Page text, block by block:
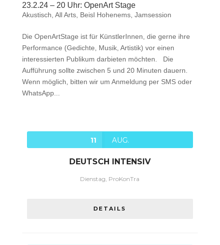
23.2.24 – 20 Uhr: OpenArt Stage
Akustisch All Arts, Beisl Hohenems, Jamsession
Die OpenArtStage ist für KünstlerInnen, die gerne ihre
Performance (Gedichte, Musik, Artistik) vor einen
interessierten Publikum darbieten möchten. Die
Aufführung sollte zwischen 5 und 20 Minuten dauern.
Wenn möglich, bitten wir um Anmeldung per SMS oder
WhatsApp...
11 AUG.
DEUTSCH INTENSIV
Dienstag, ProKonTra
DETAILS